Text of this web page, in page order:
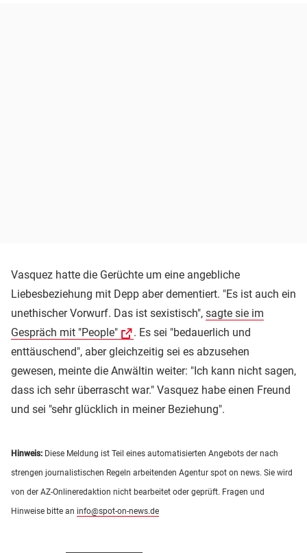
Vasquez hatte die Gerüchte um eine angebliche
Liebesbeziehung mit Depp aber dementiert. "Es ist auch ein
unethischer Vorwurf. Das ist sexistisch", sagte sie im
Gespräch mit "People"
. Es sei "bedauerlich und
enttäuschend", aber gleichzeitig sei es abzusehen
gewesen, meinte die Anwältin weiter: "Ich kann nicht sagen,
dass ich sehr überrascht war." Vasquez habe einen Freund
und sei "sehr glücklich in meiner Beziehung".
Hinweis: Diese Meldung ist Teil eines automatisierten Angebots der nach
strengen journalistischen Regeln arbeitenden Agentur spot on news. Sie wird
von der AZ-Onlineredaktion nicht bearbeitet oder geprüft. Fragen und
Hinweise bitte an info@spot-on-news.de